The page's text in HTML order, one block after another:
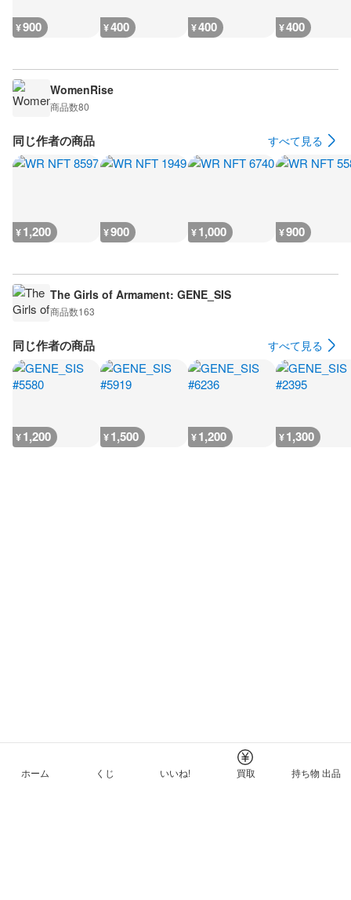
¥900 ¥400 ¥400 ¥400
WomenRise
商品数80
同じ作者の商品 すべて見る
¥1,200 ¥900 ¥1,000 ¥900
The Girls of Armament: GENE_SIS
商品数163
同じ作者の商品 すべて見る
¥1,200 ¥1,500 ¥1,200 ¥1,300
ホーム くじ いいね! 買取 持ち物 出品